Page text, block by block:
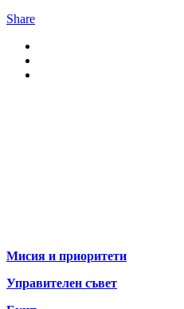
Share
Мисия и приоритети
Управителен съвет